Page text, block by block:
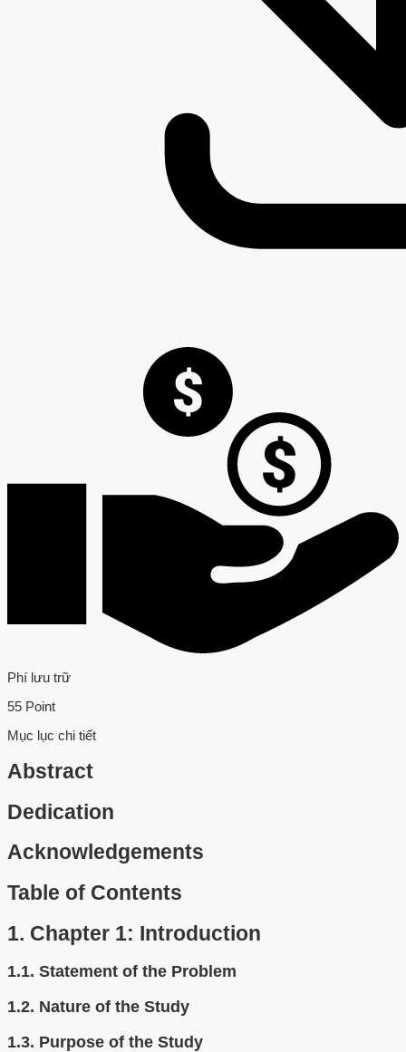
Phí lưu trữ
55 Point
Mục lục chi tiết
Abstract
Dedication
Acknowledgements
Table of Contents
1. Chapter 1: Introduction
1.1. Statement of the Problem
1.2. Nature of the Study
1.3. Purpose of the Study